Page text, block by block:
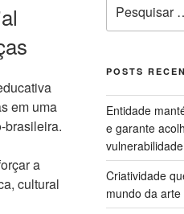
em uma
brasileira.
a
cultural
por:
POSTS
Entidade
e garante
vulnerabilidade
Criatividade
mundo da